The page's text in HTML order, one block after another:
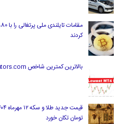
کردند
بالاترین کمترین شاخص MT4 – forexmt4indicators.com
تومان تکان خورد